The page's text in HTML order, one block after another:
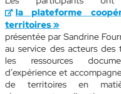
la plateforme
territoires »
présentée par Sandrine
au service des acteurs
les ressources
d’expérience et
de territoires en